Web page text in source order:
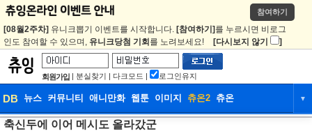
참여하기
[08월2주차] 유니크뽑기 이벤트를 시작합니다. [참여하기] 를 누르시면 비로그
인도 참여할 수 있으며, 유니크당첨 기회 를 노려보세요! [다시보지 않기 ]
회원가입 | 분실찾기 | 다크모드 | 로그인유지
DB 뉴스 커뮤니티 애니만화 웹툰 이미지 츄온2 츄온 ▼
DB 뉴스
축신두에 이어 메시도 올라갔군